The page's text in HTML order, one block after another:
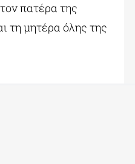
πατέρα της
τη μητέρα όλης της